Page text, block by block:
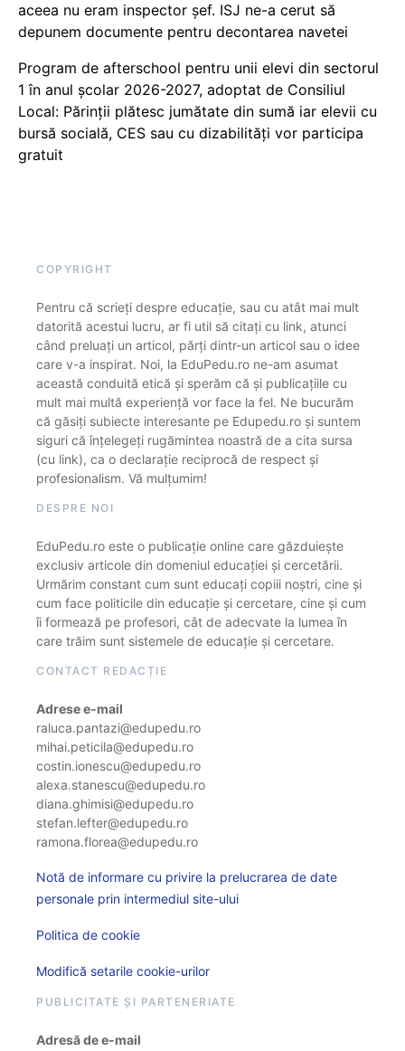
aceea nu eram inspector șef. ISJ ne-a cerut să
depunem documente pentru decontarea navetei
Program de afterschool pentru unii elevi din sectorul
1 în anul școlar 2026-2027, adoptat de Consiliul
Local: Părinții plătesc jumătate din sumă iar elevii cu
bursă socială, CES sau cu dizabilităţi vor participa
gratuit
COPYRIGHT
Pentru că scrieți despre educație, sau cu atât mai mult
datorită acestui lucru, ar fi util să citați cu link, atunci
când preluați un articol, părți dintr-un articol sau o idee
care v-a inspirat. Noi, la EduPedu.ro ne-am asumat
această conduită etică și sperăm că și publicațiile cu
mult mai multă experiență vor face la fel. Ne bucurăm
că găsiți subiecte interesante pe Edupedu.ro și suntem
siguri că înțelegeți rugămintea noastră de a cita sursa
(cu link), ca o declarație reciprocă de respect și
profesionalism. Vă mulțumim!
DESPRE NOI
EduPedu.ro este o publicație online care găzduiește
exclusiv articole din domeniul educației și cercetării.
Urmărim constant cum sunt educați copiii noștri, cine și
cum face politicile din educație și cercetare, cine și cum
îi formează pe profesori, cât de adecvate la lumea în
care trăim sunt sistemele de educație și cercetare.
CONTACT REDACȚIE
Adrese e-mail
raluca.pantazi@edupedu.ro
mihai.peticila@edupedu.ro
costin.ionescu@edupedu.ro
alexa.stanescu@edupedu.ro
diana.ghimisi@edupedu.ro
stefan.lefter@edupedu.ro
ramona.florea@edupedu.ro
Notă de informare cu privire la prelucrarea de date
personale prin intermediul site-ului
Politica de cookie
Modifică setarile cookie-urilor
PUBLICITATE ȘI PARTENERIATE
Adresă de e-mail